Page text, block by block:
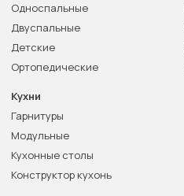
Односпальные
Двуспальные
Детские
Ортопедические
Кухни
Гарнитуры
Модульные
Кухонные столы
Конструктор кухонь